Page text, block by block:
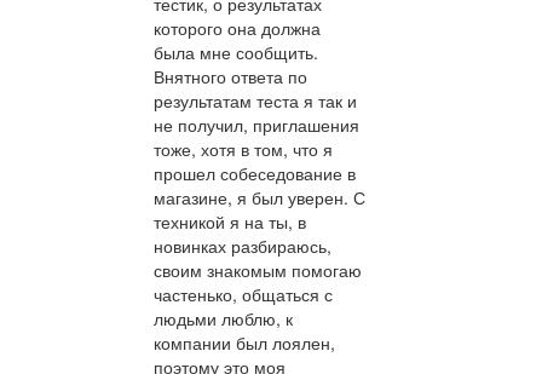
которого она должна
была мне сообщить.
Внятного ответа по
результатам теста я так и
не получил, приглашения
тоже, хотя в том, что я
прошел собеседование в
магазине, я был уверен. С
техникой я на ты, в
новинках разбираюсь,
своим знакомым помогаю
частенько, общаться с
людьми люблю, к
компании был лоялен,
поэтому это моя